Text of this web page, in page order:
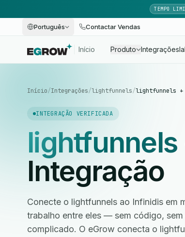
TEMPO
Português Contactar Vendas
Início Produto IntegraçõesIa
Início/Integrações/lightfunnels/lightfunnels
INTEGRAÇÃO VERIFICADA
lightfunnels
Integração
Conecte o lightfunnels ao Infinidis em
trabalho entre eles — sem código,
complicado. O eGrow conecta o